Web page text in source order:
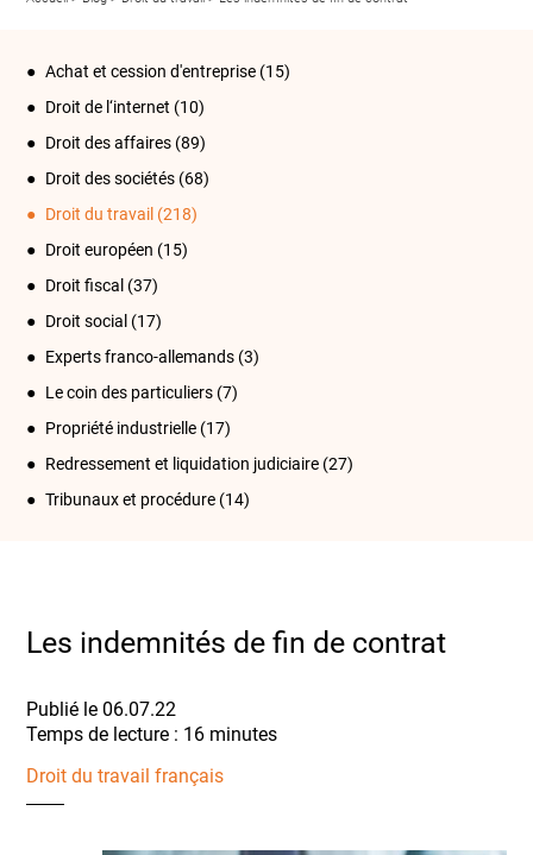
Achat et cession d'entreprise (15)
Droit de l‘internet (10)
Droit des affaires (89)
Droit des sociétés (68)
Droit du travail (218)
Droit européen (15)
Droit fiscal (37)
Droit social (17)
Experts franco-allemands (3)
Le coin des particuliers (7)
Propriété industrielle (17)
Redressement et liquidation judiciaire (27)
Tribunaux et procédure (14)
Les indemnités de fin de contrat
Publié le 06.07.22
Droit du travail français